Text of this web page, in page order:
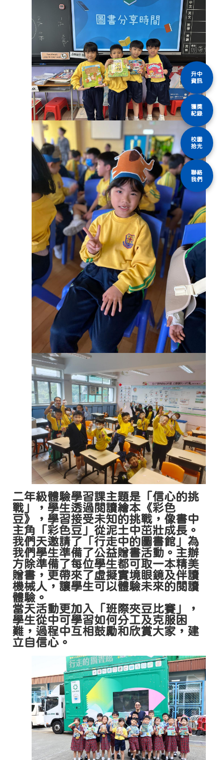
二年級體驗學習課主題是「信心的挑
戰」，學生透過閱讀繪本《彩色
豆》，學習接受未知的挑戰，像書中
主角「彩色豆」從泥土中茁壯成長。
我們天邀請了「行走中的圖書館」為
我們學生準備了公益贈書活動。主辦
方除準備了每位學生都可取一本精美
贈書，更帶來了虛擬實境眼鏡及伴讀
機械人，讓學生可以體驗未來的閱讀
體驗。
當天活動更加入「班際夾豆比賽」，
學生從中可學習如何分工及克服困
難，過程中互相鼓勵和欣賞大家，建
立自信心。
升中
資訊
獲獎
紀錄
校園
拾光
聯絡
我們